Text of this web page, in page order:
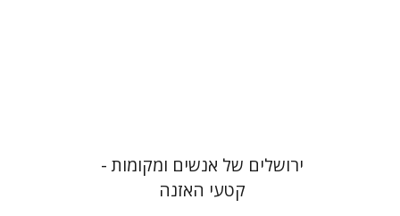
ירושלים של אנשים ומקומות -
קטעי האזנה